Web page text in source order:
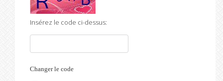
Insérez le code ci-dessus:
Changer le code